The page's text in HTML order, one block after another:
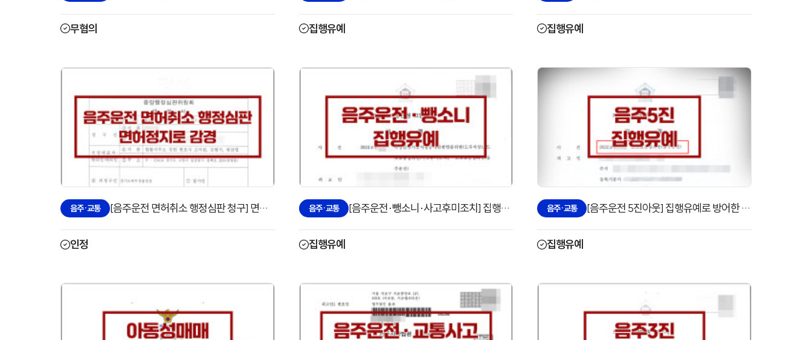
무혐의 집행유예 집행유예
음주·교통 [음주운전 면허취소 행정심판 청구] 면허정지로 변경한 사례
인정
음주·교통 [음주운전·뺑소니·사고후미조치] 집행유예로 방어한 사례
집행유예
음주·교통 [음주운전 5진아웃] 집행유예로 방어한 사례
집행유예